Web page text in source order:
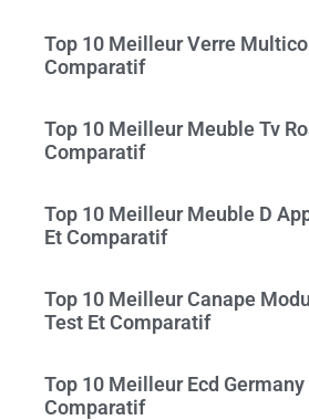
Top 10 Meilleur Verre
Comparatif
Top 10 Meilleur Meuble Tv
Comparatif
Top 10 Meilleur Meuble D
Et Comparatif
Top 10 Meilleur Canape
Test Et Comparatif
Top 10 Meilleur Ecd
Comparatif